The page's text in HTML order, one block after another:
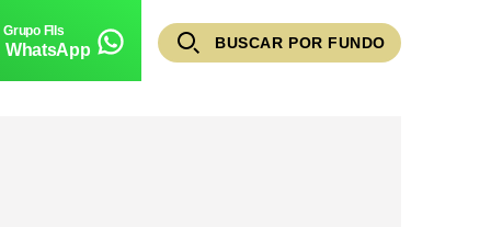
WhatsApp BUSCAR POR FUNDO